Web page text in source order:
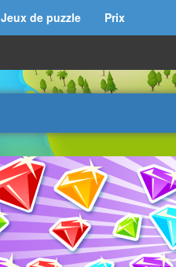
Jeux de puzzle Prix